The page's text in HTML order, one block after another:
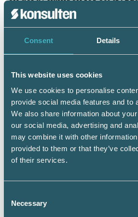
Consent Details
This website uses cookies
We use cookies to personalise
provide social media features and to
We also share information about
our social media, advertising and
may combine it with other information
provided to them or that they’ve
of their services.
Selection
Necessary
Jag vill också lyfta fram
utmaningar vi möter har vi
att vara en del av lösningen.
yrkesverksamma, företagare
medmänniskor kan vi
att inte bara identifiera risker
också om att stärka det som
Tillsammans kan vi bygga ett
trygghet och förtroende åter
självklarheter. Varje insats,
varje lösning gör skillnad.
utmaning – det är en chans